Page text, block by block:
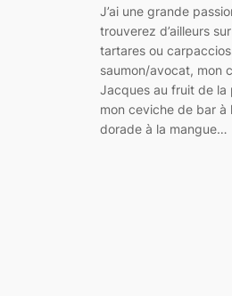
J’ai une grande
trouverez d’ailleurs
tartares ou
saumon/avocat, mon
Jacques au fruit de la
mon ceviche de bar
dorade à la mangue…